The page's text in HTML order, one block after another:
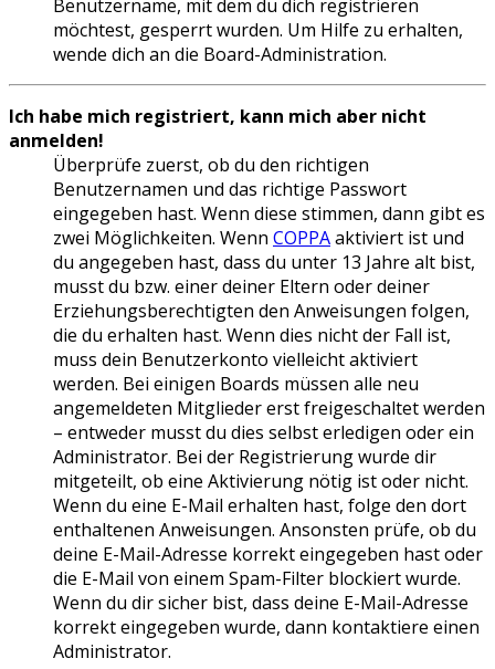
Benutzername, mit dem du dich registrieren
möchtest, gesperrt wurden. Um Hilfe zu erhalten,
wende dich an die Board-Administration.
Ich habe mich registriert, kann mich aber nicht
anmelden!
Überprüfe zuerst, ob du den richtigen
Benutzernamen und das richtige Passwort
eingegeben hast. Wenn diese stimmen, dann gibt es
zwei Möglichkeiten. Wenn COPPAaktiviert ist und
du angegeben hast, dass du unter 13 Jahre alt bist,
musst du bzw. einer deiner Eltern oder deiner
Erziehungsberechtigten den Anweisungen folgen,
die du erhalten hast. Wenn dies nicht der Fall ist,
muss dein Benutzerkonto vielleicht aktiviert
werden. Bei einigen Boards müssen alle neu
angemeldeten Mitglieder erst freigeschaltet werden
– entweder musst du dies selbst erledigen oder ein
Administrator. Bei der Registrierung wurde dir
mitgeteilt, ob eine Aktivierung nötig ist oder nicht.
Wenn du eine E-Mail erhalten hast, folge den dort
enthaltenen Anweisungen. Ansonsten prüfe, ob du
deine E-Mail-Adresse korrekt eingegeben hast oder
die E-Mail von einem Spam-Filter blockiert wurde.
Wenn du dir sicher bist, dass deine E-Mail-Adresse
korrekt eingegeben wurde, dann kontaktiere einen
Administrator.